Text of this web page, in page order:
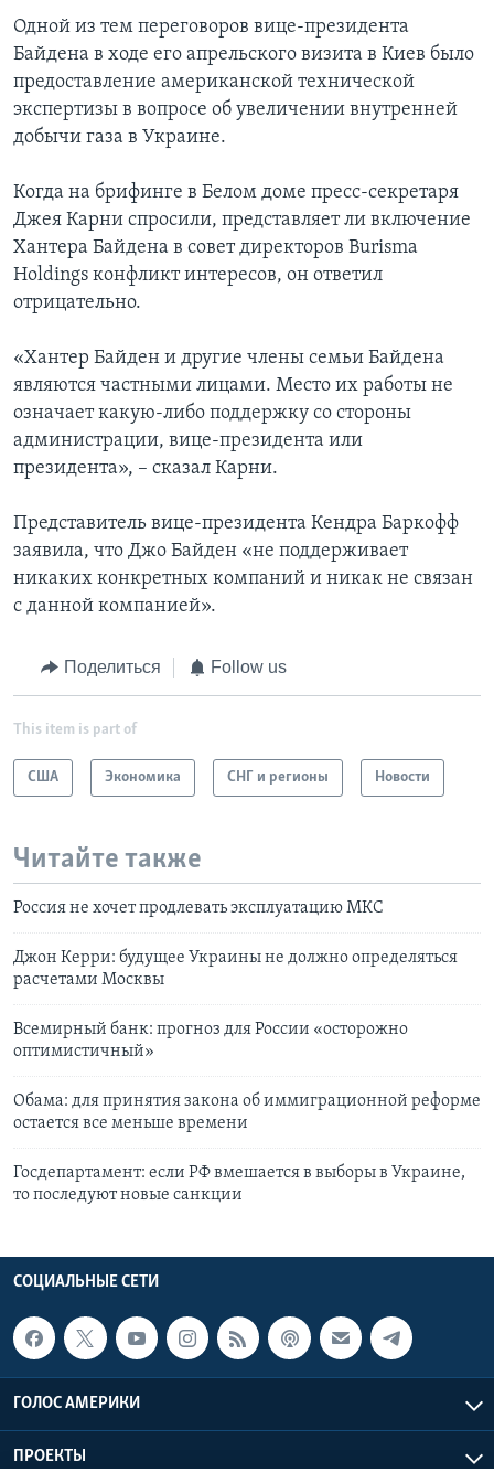
Одной из тем переговоров вице-президента
Байдена в ходе его апрельского визита в Киев было
предоставление американской технической
экспертизы в вопросе об увеличении внутренней
добычи газа в Украине.
Когда на брифинге в Белом доме пресс-секретаря
Джея Карни спросили, представляет ли включение
Хантера Байдена в совет директоров Burisma
Holdings конфликт интересов, он ответил
отрицательно.
«Хантер Байден и другие члены семьи Байдена
являются частными лицами. Место их работы не
означает какую-либо поддержку со стороны
администрации, вице-президента или
президента», – сказал Карни.
Представитель вице-президента Кендра Баркофф
заявила, что Джо Байден «не поддерживает
никаких конкретных компаний и никак не связан
с данной компанией».
Поделиться Follow us
This item is part of
США Экономика СНГ и регионы Новости
Читайте также
Россия не хочет продлевать эксплуатацию МКС
Джон Керри: будущее Украины не должно определяться
расчетами Москвы
Всемирный банк: прогноз для России «осторожно
оптимистичный»
Обама: для принятия закона об иммиграционной реформе
остается все меньше времени
Госдепартамент: если РФ вмешается в выборы в Украине,
то последуют новые санкции
СОЦИАЛЬНЫЕ СЕТИ
ГОЛОС АМЕРИКИ
ПРОЕКТЫ